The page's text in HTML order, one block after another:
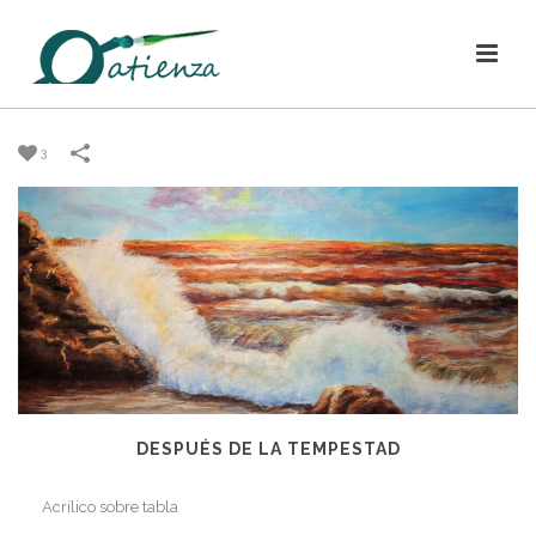
3
DESPUÉS DE LA TEMPESTAD
Acrílico sobre tabla